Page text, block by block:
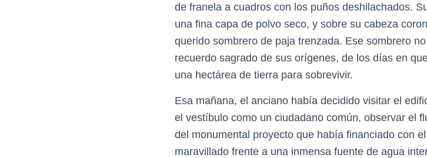
de franela a cuadros con los puños deshilachados.
una fina capa de polvo seco, y sobre su cabeza
querido sombrero de paja trenzada. Ese sombrero
recuerdo sagrado de sus orígenes, de los días en
una hectárea de tierra para sobrevivir.
Esa mañana, el anciano había decidido visitar el
el vestíbulo como un ciudadano común, observar el
del monumental proyecto que había financiado con
maravillado frente a una inmensa fuente de agua